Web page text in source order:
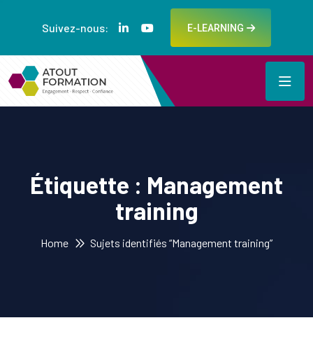
Suivez-nous: E-LEARNING
Étiquette : Management
training
Home Sujets identifiés “Management training”